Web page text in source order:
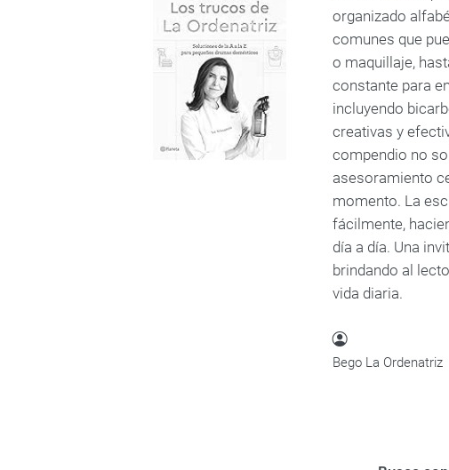
organizado
comunes que
o maquillaje,
constante para
incluyendo
creativas y
compendio no
asesoramiento
momento. La
fácilmente,
día a día. Una
brindando al
vida diaria.
Bego La Ordenatriz